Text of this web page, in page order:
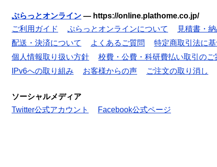
ぷらっとオンライン — https://online.plathome.co.jp/
ご利用ガイド
ぷらっとオンラインについて
見積書・
配送・決済について
よくあるご質問
特定商取引法に
個人情報取り扱い方針
校費・公費・科研費払い取引のご
IPv6への取り組み
お客様からの声 ご注文の取り消し
ソーシャルメディア
Twitter公式アカウント
Facebook公式ページ